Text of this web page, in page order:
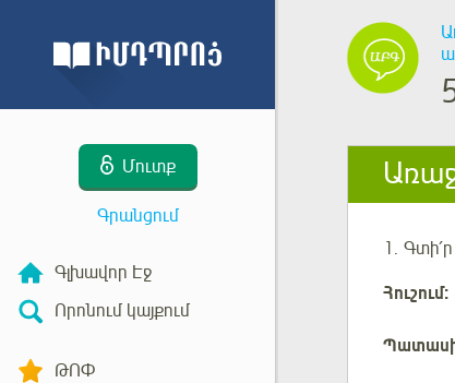
Մուտք
Գրանցում
Գլխավոր Էջ
Որոնում կայքում
ԹՈՓ
1.
Հուշում: